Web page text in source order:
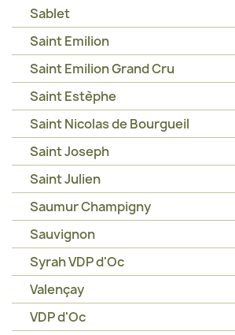
Sablet
Saint Emilion
Saint Emilion Grand Cru
Saint Estèphe
Saint Nicolas de Bourgueil
Saint Joseph
Saint Julien
Saumur Champigny
Sauvignon
Syrah VDP d'Oc
Valençay
VDP d'Oc